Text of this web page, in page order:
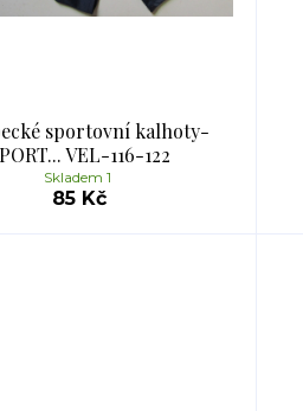
sportovní kalhoty-
VEL-116-122
85 Kč
Skladem 1